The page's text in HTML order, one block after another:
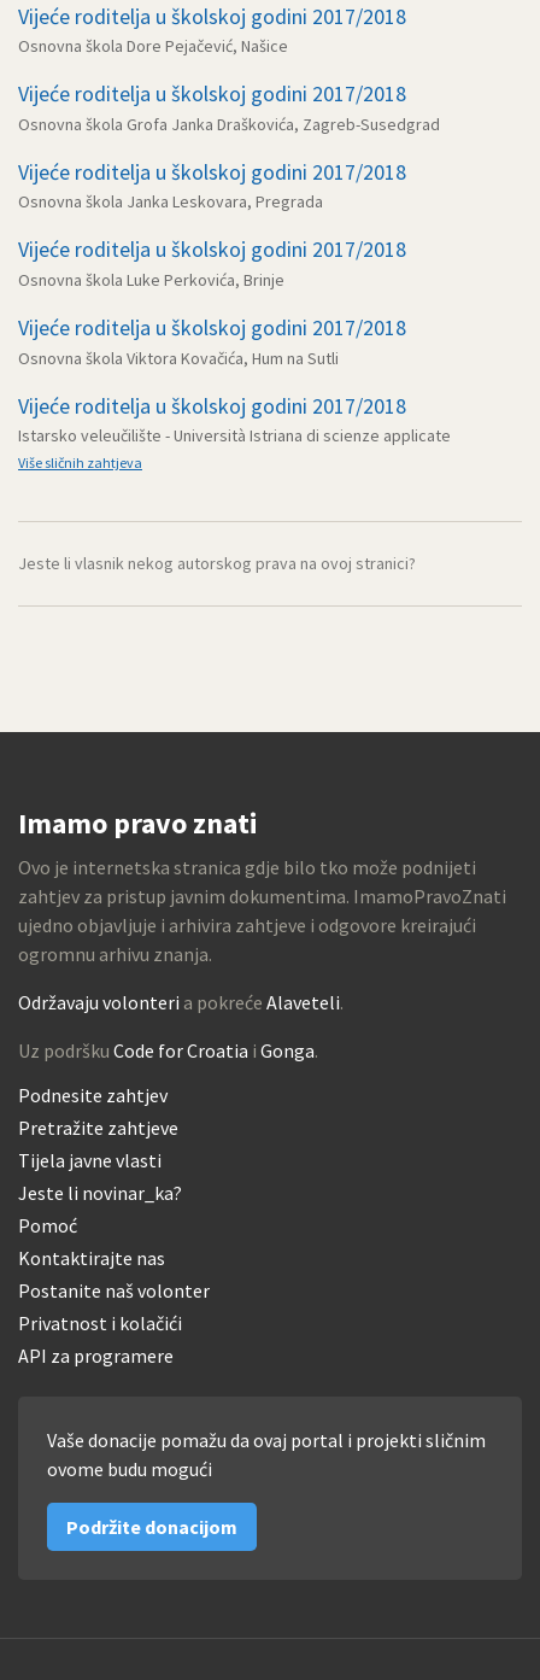
Vijeće roditelja u školskoj godini 2017/2018
Osnovna škola Dore Pejačević, Našice
Vijeće roditelja u školskoj godini 2017/2018
Osnovna škola Grofa Janka Draškovića, Zagreb-Susedgrad
Vijeće roditelja u školskoj godini 2017/2018
Osnovna škola Janka Leskovara, Pregrada
Vijeće roditelja u školskoj godini 2017/2018
Osnovna škola Luke Perkovića, Brinje
Vijeće roditelja u školskoj godini 2017/2018
Osnovna škola Viktora Kovačića, Hum na Sutli
Vijeće roditelja u školskoj godini 2017/2018
Istarsko veleučilište - Università Istriana di scienze applicate
Više sličnih zahtjeva
Jeste li vlasnik nekog autorskog prava na ovoj stranici?
Imamo pravo znati
Ovo je internetska stranica gdje bilo tko može podnijeti
zahtjev za pristup javnim dokumentima. ImamoPravoZnati
ujedno objavljuje i arhivira zahtjeve i odgovore kreirajući
ogromnu arhivu znanja.
Održavaju volonteri a pokreće Alaveteli.
Uz podršku Code for Croatia i Gonga.
Podnesite zahtjev
Pretražite zahtjeve
Tijela javne vlasti
Jeste li novinar_ka?
Pomoć
Kontaktirajte nas
Postanite naš volonter
Privatnost i kolačići
API za programere
Vaše donacije pomažu da ovaj portal i projekti sličnim
ovome budu mogući
Podržite donacijom